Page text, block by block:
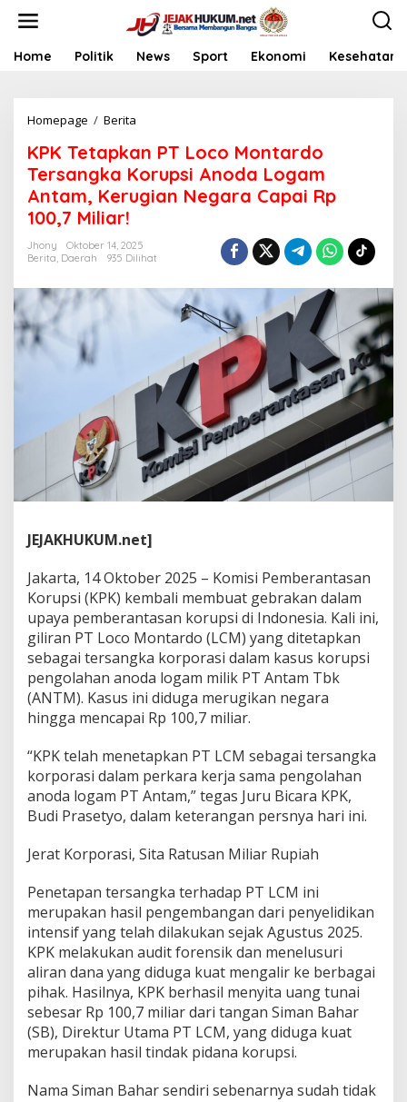
Home Politik News Sport Ekonomi Kesehatan
Homepage / Berita
K
T
e
t
k
a
o
M
n
t
a
d
e
s
a
g
k
a
K
o
r
u
s
i
A
n
o
a
o
g
a
m
A
n
t
a
m
,
K
r
KPK Tetapkan PT Loco Montardo
Tersangka Korupsi Anoda Logam
Antam, Kerugian Negara Capai Rp
100,7 Miliar!
Jhony
Oktober 14, 2025
Berita, Daerah 935 Dilihat
JEJAKHUKUM.net]
Jakarta, 14 Oktober 2025 – Komisi Pemberantasan
Korupsi (KPK) kembali membuat gebrakan dalam
upaya pemberantasan korupsi di Indonesia. Kali ini,
giliran PT Loco Montardo (LCM) yang ditetapkan
sebagai tersangka korporasi dalam kasus korupsi
pengolahan anoda logam milik PT Antam Tbk
(ANTM). Kasus ini diduga merugikan negara
hingga mencapai Rp 100,7 miliar.
“KPK telah menetapkan PT LCM sebagai tersangka
korporasi dalam perkara kerja sama pengolahan
anoda logam PT Antam,” tegas Juru Bicara KPK,
Budi Prasetyo, dalam keterangan persnya hari ini.
Jerat Korporasi, Sita Ratusan Miliar Rupiah
Penetapan tersangka terhadap PT LCM ini
merupakan hasil pengembangan dari penyelidikan
intensif yang telah dilakukan sejak Agustus 2025.
KPK melakukan audit forensik dan menelusuri
aliran dana yang diduga kuat mengalir ke berbagai
pihak. Hasilnya, KPK berhasil menyita uang tunai
sebesar Rp 100,7 miliar dari tangan Siman Bahar
(SB), Direktur Utama PT LCM, yang diduga kuat
merupakan hasil tindak pidana korupsi.
Nama Siman Bahar sendiri sebenarnya sudah tidak